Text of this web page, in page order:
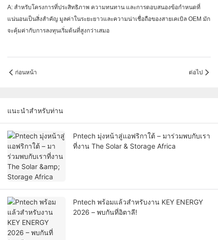
A: สำหรับโครงการที่ประสิทธิภาพ ความทนทาน และการตอบสนองข้อกำหนดที่
แน่นอนเป็นสิ่งสำคัญ มูลค่าในระยะยาวและความน่าเชื่อถือของสายเคเบิล OEM มัก
จะคุ้มค่ากับการลงทุนเริ่มต้นที่สูงกว่าเสมอ
ก่อนหน้า ต่อไป
แนะนำสำหรับท่าน
Pntech มุ่งหน้าสู่แอฟริกาใต้ – มาร่วมพบกับเรา
ที่งาน The Solar & Storage Africa
Pntech พร้อมแล้วสำหรับงาน KEY ENERGY
2026 – พบกันที่อิตาลี!